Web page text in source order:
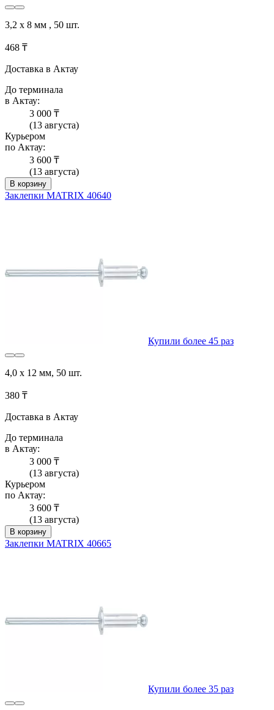
3,2 х 8 мм , 50 шт.
468 ₸
Доставка в Актау
До терминала
в Актау:
3 000 ₸
(13 августа)
Курьером
по Актау:
3 600 ₸
(13 августа)
В корзину
Заклепки MATRIX 40640
Купили более 45 раз
4,0 х 12 мм, 50 шт.
380 ₸
Доставка в Актау
До терминала
в Актау:
3 000 ₸
(13 августа)
Курьером
по Актау:
3 600 ₸
(13 августа)
В корзину
Заклепки MATRIX 40665
Купили более 35 раз